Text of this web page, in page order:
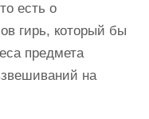
есть о
гирь, который бы
предмета
на